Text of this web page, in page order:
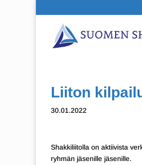
Liiton
30.01.2022
Shakkiliitolla on aktiivista
ryhmän jäsenille jäsenille.